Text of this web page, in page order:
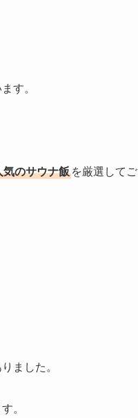
す。
気のサウナ飯 を厳選してご
ました。
。